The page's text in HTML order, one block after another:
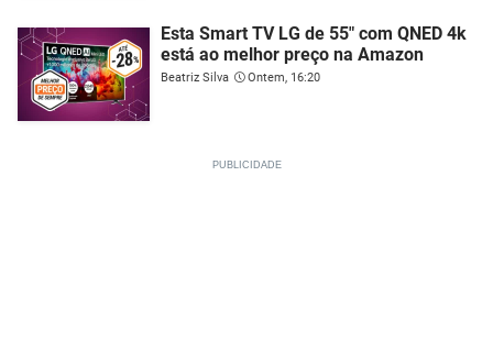
Esta Smart TV LG de 55" com QNED 4k
está ao melhor preço na Amazon
Beatriz Silva Ontem, 16:20